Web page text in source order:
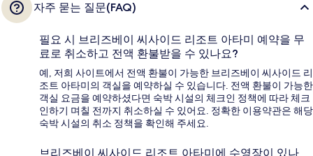
자주 묻는 질문(FAQ)
필요 시 브리즈베이 씨사이드 리조트 아타미 예약을 무
료로 취소하고 전액 환불받을 수 있나요?
예, 저희 사이트에서 전액 환불이 가능한 브리즈베이 씨사이드 리
조트 아타미의 객실을 예약하실 수 있습니다. 전액 환불이 가능한
객실 요금을 예약하셨다면 숙박 시설의 체크인 정책에 따라 체크
인하기 며칠 전까지 취소하실 수 있어요. 정확한 이용약관은 해당
숙박 시설의 취소 정책을 확인해 주세요.
브리즈베이 씨사이드 리조트 아타미에 수영장이 있나